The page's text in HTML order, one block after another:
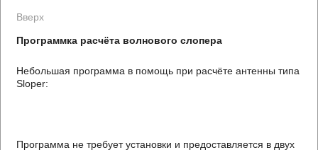
Вверх
Программка расчёта волнового слопера
Небольшая программа в помощь при расчёте антенны типа
Sloper:
Программа не требует установки и предоставляется в двух